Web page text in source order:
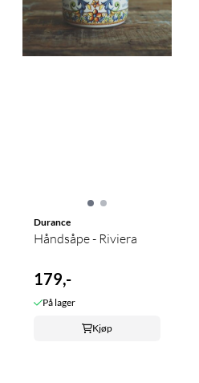
Durance
Håndsåpe - Riviera
179,-
På lager
Kjøp